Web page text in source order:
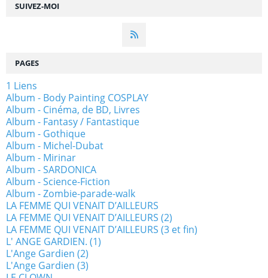
SUIVEZ-MOI
PAGES
1 Liens
Album - Body Painting COSPLAY
Album - Cinéma, de BD, Livres
Album - Fantasy / Fantastique
Album - Gothique
Album - Michel-Dubat
Album - Mirinar
Album - SARDONICA
Album - Science-Fiction
Album - Zombie-parade-walk
LA FEMME QUI VENAIT D’AILLEURS
LA FEMME QUI VENAIT D’AILLEURS (2)
LA FEMME QUI VENAIT D’AILLEURS (3 et fin)
L' ANGE GARDIEN. (1)
L'Ange Gardien (2)
L'Ange Gardien (3)